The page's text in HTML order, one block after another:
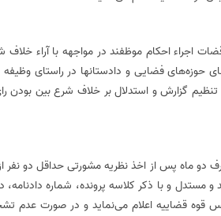
اجراء احکام موظفند در مواجهه با آراء
حوزه‌‌‌‌های فضایی و دادستانها در راستای
گزارش و استدلال بر خلاف شرع بین بودن
ماه پس از اخذ نظریه مشورتی حداقل دو نفر
و با ذکر کلاسه پرونده، شماره دادنامه،
قوه قضاییه اعلام‌‌‌ می‌نماید و در صورت عدم